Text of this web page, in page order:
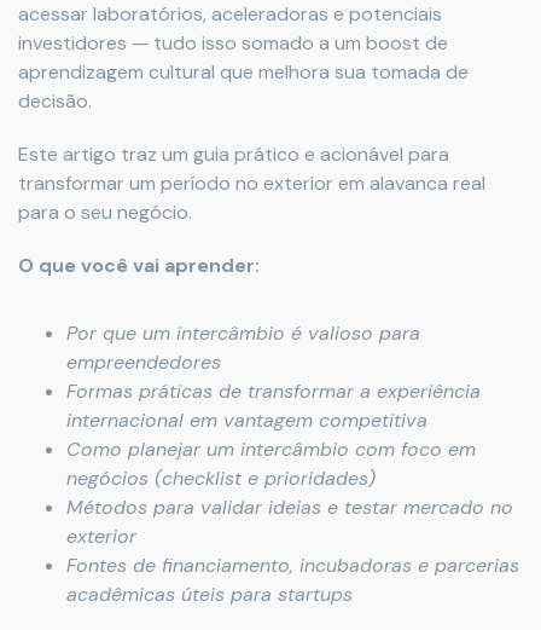
acessar laboratórios, aceleradoras e potenciais
investidores — tudo isso somado a um boost de
aprendizagem cultural que melhora sua tomada de
decisão.
Este artigo traz um guia prático e acionável para
transformar um período no exterior em alavanca real
para o seu negócio.
O que você vai aprender:
Por que um intercâmbio é valioso para
empreendedores
Formas práticas de transformar a experiência
internacional em vantagem competitiva
Como planejar um intercâmbio com foco em
negócios (checklist e prioridades)
Métodos para validar ideias e testar mercado no
exterior
Fontes de financiamento, incubadoras e parcerias
acadêmicas úteis para startups